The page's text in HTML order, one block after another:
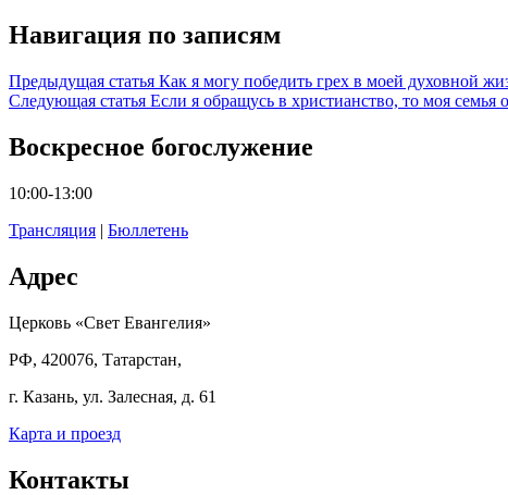
Навигация по записям
Предыдущая статья Как я могу победить грех в моей духовной
Следующая статья Если я обращусь в христианство, то моя семья
Воскресное богослужение
10:00-13:00
Трансляция | Бюллетень
Адрес
Церковь «Свет Евангелия»
РФ, 420076, Татарстан,
г. Казань, ул. Залесная, д. 61
Карта и проезд
Контакты